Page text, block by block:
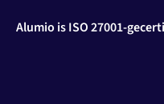
Alumio is ISO 27001-